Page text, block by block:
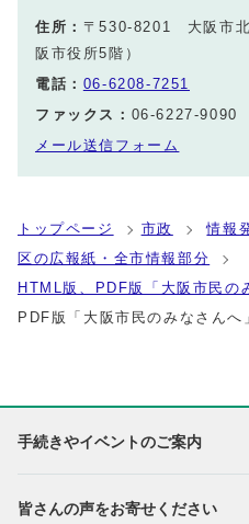
住所： 〒530-8201 大阪市北
阪市役所5階）
電話： 06-6208-7251
ファックス： 06-6227-9090
メール送信フォーム
トップページ 市政 情報
区の広報紙・全市情報部分
HTML版、PDF版「大阪市民の
PDF版「大阪市民のみなさんへ
手続きやイベントのご案内
皆さんの声をお寄せください